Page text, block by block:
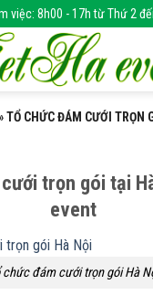
việc: 8h00 - 17h từ Thứ 2
TỔ CHỨC ĐÁM CƯỚI TRỌN
trọn gói tại
event
chức đám cưới trọn gói Hà